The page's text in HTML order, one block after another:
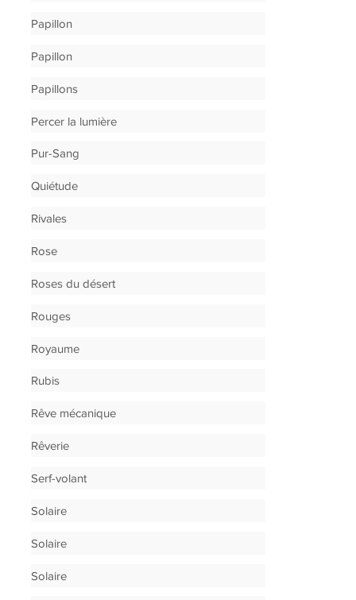
Papillon
Papillon
Papillons
Percer la lumière
Pur-Sang
Quiétude
Rivales
Rose
Roses du désert
Rouges
Royaume
Rubis
Rêve mécanique
Rêverie
Serf-volant
Solaire
Solaire
Solaire